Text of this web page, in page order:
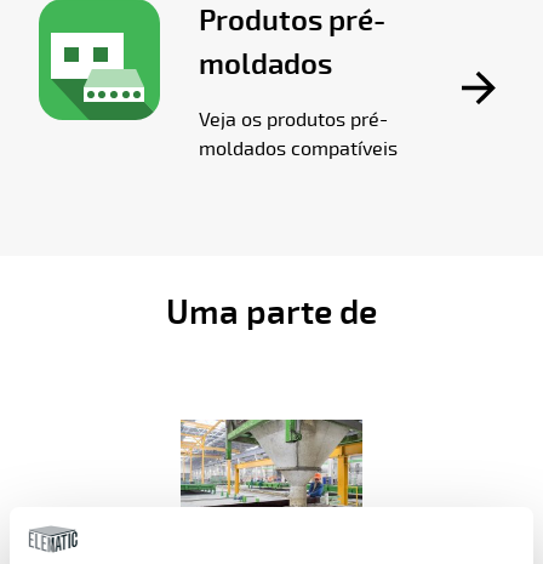
Produtos pré-
moldados
Veja os produtos pré-
moldados compatíveis
Uma parte de